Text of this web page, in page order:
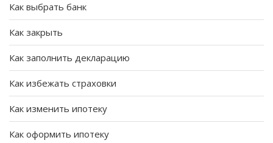
Как выбрать банк
Как закрыть
Как заполнить декларацию
Как избежать страховки
Как изменить ипотеку
Как оформить ипотеку